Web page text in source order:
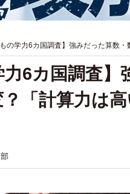
もの学力6カ国調査】強みだった算数
力6カ国調査
「計算力は高